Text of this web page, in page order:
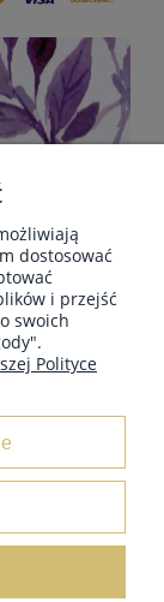
dostosować
i przejść
swoich
Polityce